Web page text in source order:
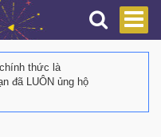
thức là
đã LUÔN ủng hộ